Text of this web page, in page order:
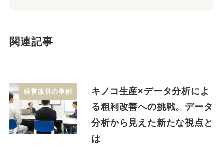
関連記事
経営改善の事例
キノコ生産×データ分析によ
る粗利改善への挑戦。データ
分析から見えた新たな視点と
は